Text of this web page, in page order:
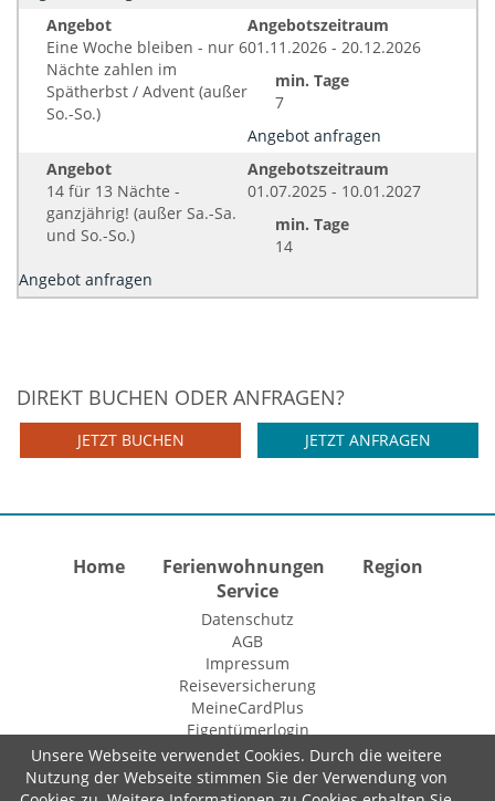
Angebot
Eine Woche bleiben - nur 6
Nächte zahlen im
Spätherbst / Advent (außer
So.-So.)
Angebotszeitraum
01.11.2026 - 20.12.2026
min. Tage
7
Angebot anfragen
Angebot
14 für 13 Nächte -
ganzjährig! (außer Sa.-Sa.
und So.-So.)
Angebotszeitraum
01.07.2025 - 10.01.2027
min. Tage
14
Angebot anfragen
DIREKT BUCHEN ODER ANFRAGEN?
JETZT ANFRAGEN
JETZT BUCHEN
Home Ferienwohnungen
Region
Service
Datenschutz
AGB
Impressum
Reiseversicherung
MeineCardPlus
Eigentümerlogin
Unsere Webseite verwendet Cookies. Durch die weitere
Nutzung der Webseite stimmen Sie der Verwendung von